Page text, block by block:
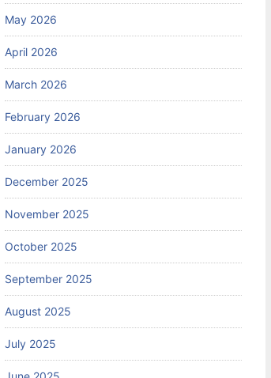
May 2026
April 2026
March 2026
February 2026
January 2026
December 2025
November 2025
October 2025
September 2025
August 2025
July 2025